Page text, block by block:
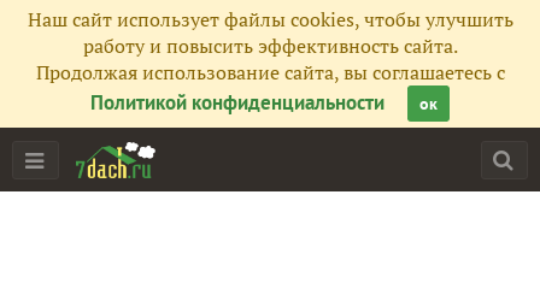
Наш сайт использует файлы cookies, чтобы улучшить
работу и повысить эффективность сайта.
Продолжая использование сайта, вы соглашаетесь с
Политикой конфиденциальности
ок